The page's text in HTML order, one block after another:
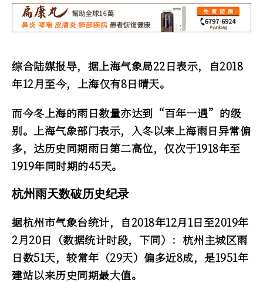
综合陆媒报导，据上海气象局22日表示，自2018
年12月至今，上海仅有8日晴天。
而今冬上海的雨日数量亦达到“百年一遇”的级
别。上海气象部门表示，入冬以来上海雨日异常偏
多，达历史同期雨日第二高位，仅次于1918年至
1919年同时期的45天。
杭州雨天数破历史纪录
据杭州市气象台统计，自2018年12月1日至2019年
2月20日（数据统计时段，下同）：杭州主城区雨
日数51天，较常年（29天）偏多近8成，是1951年
建站以来历史同期最大值。